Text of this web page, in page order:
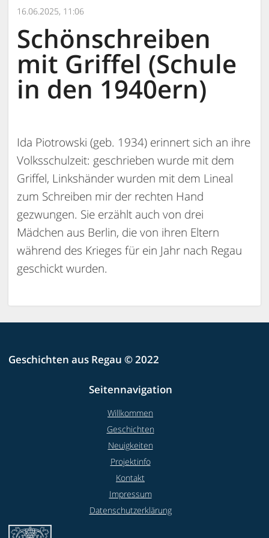
16.06.2025, 11:06
Schönschreiben
mit Griffel (Schule
in den 1940ern)
Ida Piotrowski (geb. 1934) erinnert sich an ihre
Volksschulzeit: geschrieben wurde mit dem
Griffel, Linkshänder wurden mit dem Lineal
zum Schreiben mir der rechten Hand
gezwungen. Sie erzählt auch von drei
Mädchen aus Berlin, die von ihren Eltern
während des Krieges für ein Jahr nach Regau
geschickt wurden.
Geschichten aus Regau © 2022
Seitennavigation
Willkommen
Geschichten
Neuigkeiten
Projektinfo
Kontakt
Impressum
Datenschutzerklärung